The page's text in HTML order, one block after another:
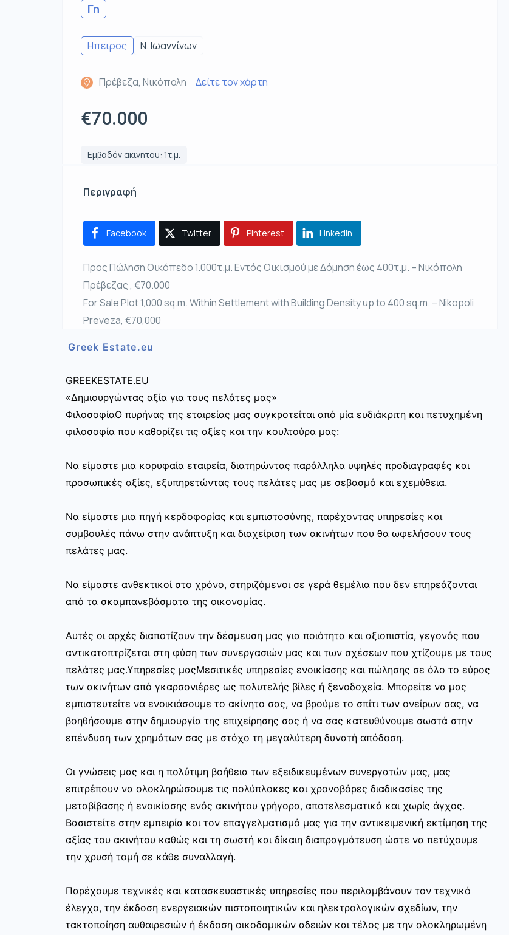
Γη
Ηπειρος Ν. Ιωαννίνων
Πρέβεζα, Νικόπολη Δείτε τον χάρτη
€70.000
Εμβαδόν ακινήτου: 1τ.μ.
Περιγραφή
Facebook Twitter Pinterest LinkedIn
Προς Πώληση Οικόπεδο 1.000τ.μ. Εντός Οικισμού με Δόμηση έως 400τ.μ. – Νικόπολη
Πρέβεζας , €70.000
For Sale Plot 1,000 sq.m. Within Settlement with Building Density up to 400 sq.m. – Nikopoli
Preveza, €70,000
Greek Estate.eu
GREEKESTATE.EU
«Δημιουργώντας αξία για τους πελάτες μας»
ΦιλοσοφίαΟ πυρήνας της εταιρείας μας συγκροτείται από μία ευδιάκριτη και πετυχημένη
φιλοσοφία που καθορίζει τις αξίες και την κουλτούρα μας:
Να είμαστε μια κορυφαία εταιρεία, διατηρώντας παράλληλα υψηλές προδιαγραφές και
προσωπικές αξίες, εξυπηρετώντας τους πελάτες μας με σεβασμό και εχεμύθεια.
Να είμαστε μια πηγή κερδοφορίας και εμπιστοσύνης, παρέχοντας υπηρεσίες και
συμβουλές πάνω στην ανάπτυξη και διαχείριση των ακινήτων που θα ωφελήσουν τους
πελάτες μας.
Να είμαστε ανθεκτικοί στο χρόνο, στηριζόμενοι σε γερά θεμέλια που δεν επηρεάζονται
από τα σκαμπανεβάσματα της οικονομίας.
Αυτές οι αρχές διαποτίζουν την δέσμευση μας για ποιότητα και αξιοπιστία, γεγονός που
αντικατοπτρίζεται στη φύση των συνεργασιών μας και των σχέσεων που χτίζουμε με τους
πελάτες μας.Υπηρεσίες μαςΜεσιτικές υπηρεσίες ενοικίασης και πώλησης σε όλο το εύρος
των ακινήτων από γκαρσονιέρες ως πολυτελής βίλες ή ξενοδοχεία. Μπορείτε να μας
εμπιστευτείτε να ενοικιάσουμε το ακίνητο σας, να βρούμε το σπίτι των ονείρων σας, να
βοηθήσουμε στην δημιουργία της επιχείρησης σας ή να σας κατευθύνουμε σωστά στην
επένδυση των χρημάτων σας με στόχο τη μεγαλύτερη δυνατή απόδοση.
Οι γνώσεις μας και η πολύτιμη βοήθεια των εξειδικευμένων συνεργατών μας, μας
επιτρέπουν να ολοκληρώσουμε τις πολύπλοκες και χρονοβόρες διαδικασίες της
μεταβίβασης ή ενοικίασης ενός ακινήτου γρήγορα, αποτελεσματικά και χωρίς άγχος.
Βασιστείτε στην εμπειρία και τον επαγγελματισμό μας για την αντικειμενική εκτίμηση της
αξίας του ακινήτου καθώς και τη σωστή και δίκαιη διαπραγμάτευση ώστε να πετύχουμε
την χρυσή τομή σε κάθε συναλλαγή.
Παρέχουμε τεχνικές και κατασκευαστικές υπηρεσίες που περιλαμβάνουν τον τεχνικό
έλεγχο, την έκδοση ενεργειακών πιστοποιητικών και ηλεκτρολογικών σχεδίων, την
τακτοποίηση αυθαιρεσιών ή έκδοση οικοδομικών αδειών και τέλος με την ολοκληρωμένη